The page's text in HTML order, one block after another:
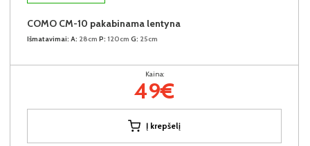
COMO CM-10 pakabinama lentyna
Išmatavimai: A: 28cm P: 120cm G: 25cm
Kaina:
49€
Į krepšelį